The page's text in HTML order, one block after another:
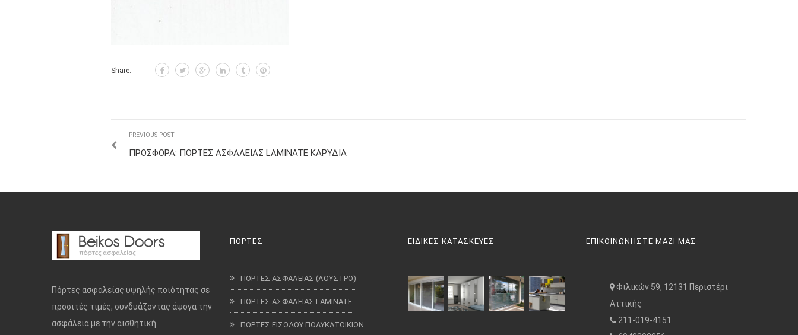
Share:
PREVIOUS POST
ΠΡΟΣΦΟΡΑ: ΠΟΡΤΕΣ ΑΣΦΑΛΕΙΑΣ LAMINATE ΚΑΡΥΔΙΑ
Πόρτες ασφαλείας υψηλής ποιότητας σε
προσιτές τιμές, συνδυάζοντας άψογα την
ασφάλεια με την αισθητική.
ΠΟΡΤΕΣ
ΠΟΡΤΕΣ ΑΣΦΑΛΕΙΑΣ (ΛΟΥΣΤΡΟ)
ΠΟΡΤΕΣ ΑΣΦΑΛΕΙΑΣ LAMINATE
ΠΟΡΤΕΣ ΕΙΣΟΔΟΥ ΠΟΛΥΚΑΤΟΙΚΙΩΝ
ΕΙΔΙΚΕΣ ΚΑΤΑΣΚΕΥΕΣ ΕΠΙΚΟΙΝΩΝΗΣΤΕ ΜΑΖΙ ΜΑΣ
Φιλικών 59, 12131 Περιστέρι
Αττικής
211-019-4151